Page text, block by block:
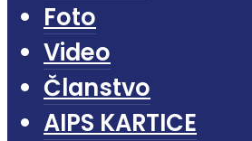
Foto
Video
Članstvo
AIPS KARTICE